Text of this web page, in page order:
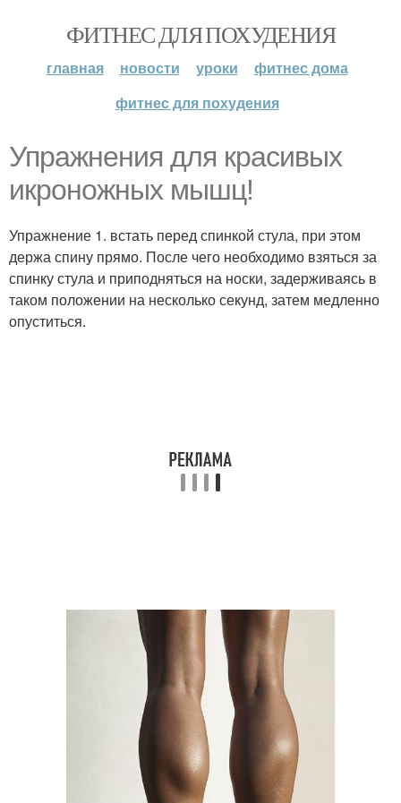
ФИТНЕС ДЛЯ ПОХУДЕНИЯ
главная новости уроки
фитнес дома
фитнес для похудения
Упражнения для красивых
икроножных мышц!
Упражнение 1. встать перед спинкой стула, при этом
держа спину прямо. После чего необходимо взяться за
спинку стула и приподняться на носки, задерживаясь в
таком положении на несколько секунд, затем медленно
опуститься.